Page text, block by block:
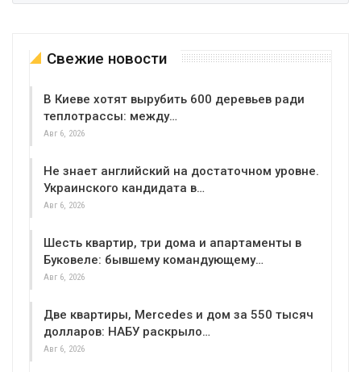
Свежие новости
В Киеве хотят вырубить 600 деревьев ради
теплотрассы: между…
Авг 6, 2026
Не знает английский на достаточном уровне.
Украинского кандидата в…
Авг 6, 2026
Шесть квартир, три дома и апартаменты в
Буковеле: бывшему командующему…
Авг 6, 2026
Две квартиры, Mercedes и дом за 550 тысяч
долларов: НАБУ раскрыло…
Авг 6, 2026